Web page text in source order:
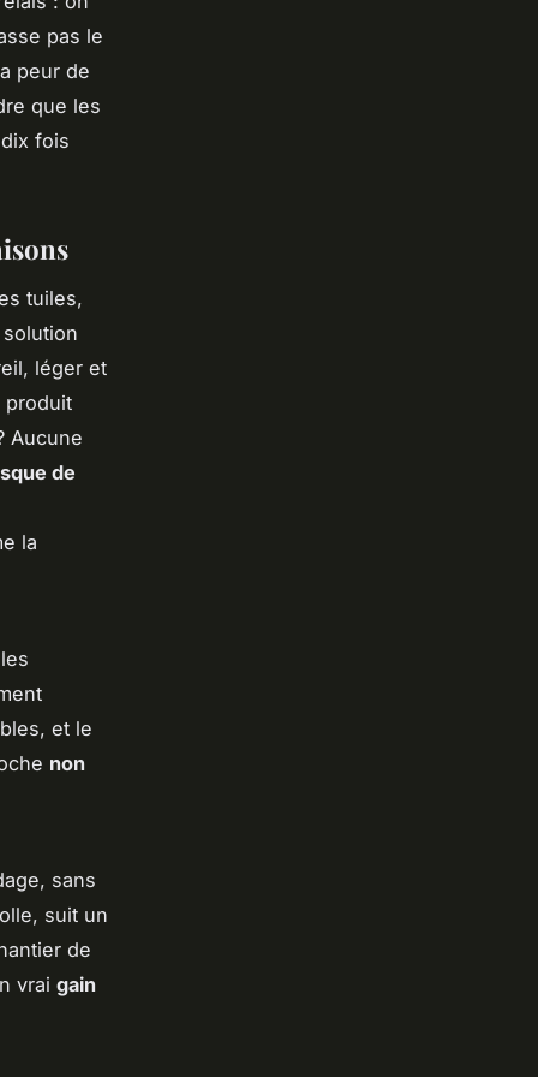
pas le
peur de
que les
fois
tuiles,
léger et
produit
Aucune
de
la
et le
non
sans
suit un
de
vrai gain